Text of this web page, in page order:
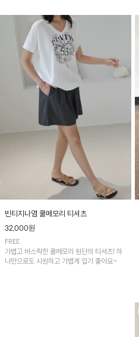
빈티지나염 쿨메모리 티셔츠
32,000원
FREE
가볍고 바스락한 쿨메모리 원단의 티셔츠! 하
나만으로도 시원하고 가볍게 입기 좋아요~